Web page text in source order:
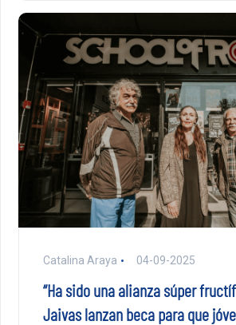
Catalina Araya 04-09-2025
“Ha sido una alianza súper
Jaivas lanzan beca para que